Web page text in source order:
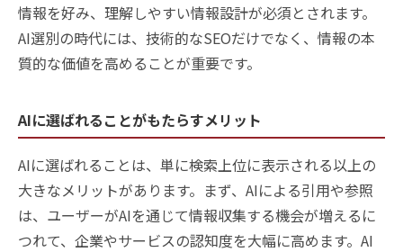
情報を好み、理解しやすい情報設計が必須とされます。
AI選別の時代には、技術的なSEOだけでなく、情報の本
質的な価値を高めることが重要です。
AIに選ばれることがもたらすメリット
AIに選ばれることは、単に検索上位に表示される以上の
大きなメリットがあります。まず、AIによる引用や参照
は、ユーザーがAIを通じて情報収集する機会が増えるに
つれて、企業やサービスの認知度を大幅に高めます。AI